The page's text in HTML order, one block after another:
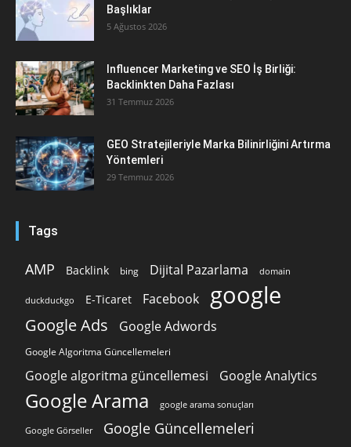
Başlıklar
5 Ağustos 2026
Influencer Marketing ve SEO İş Birliği:
Backlinkten Daha Fazlası
31 Temmuz 2026
GEO Stratejileriyle Marka Bilinirliğini Artırma
Yöntemleri
29 Temmuz 2026
Tags
AMP Backlink bing Dijital Pazarlama domain
duckduckgo E-Ticaret Facebook google
Google Ads Google Adwords
Google Algoritma Güncellemeleri
Google algoritma güncellemesi Google Analytics
Google Arama google arama sonuçları
Google Görseller Google Güncellemeleri